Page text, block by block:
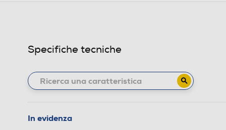
Specifiche tecniche
In evidenza